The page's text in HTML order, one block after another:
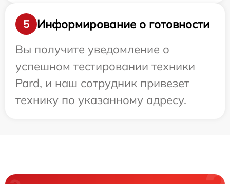
5
Информирование о готовности
Вы получите уведомление о
успешном тестировании техники
Pard, и наш сотрудник привезет
технику по указанному адресу.